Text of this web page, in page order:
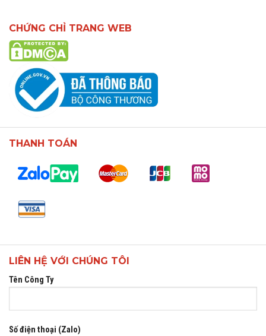
CHỨNG CHỈ TRANG WEB
THANH TOÁN
LIÊN HỆ VỚI CHÚNG TÔI
Tên Công Ty
Số điện thoại (Zalo)